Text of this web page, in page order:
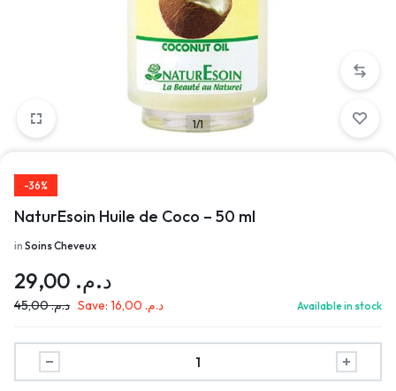
1/1
-36%
NaturEsoin Huile de Coco – 50 ml
in Soins Cheveux
د.م.
د.م.45,00 Save: د.م. Available in stock